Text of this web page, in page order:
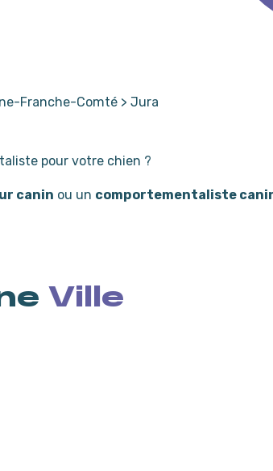
Franche-Comté > Jura
pour votre chien ?
canin ou un comportementaliste
Ville